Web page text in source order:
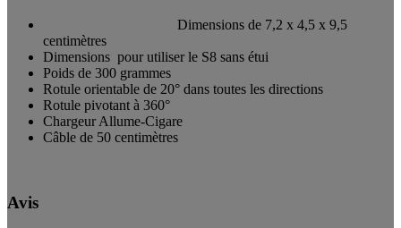
Dimensions de 7,2 x 4,5 x 9,5
centimètres
Dimensions pour utiliser le S8 sans étui
Poids de 300 grammes
Rotule orientable de 20° dans toutes les directions
Rotule pivotant à 360°
Chargeur Allume-Cigare
Câble de 50 centimètres
Avis